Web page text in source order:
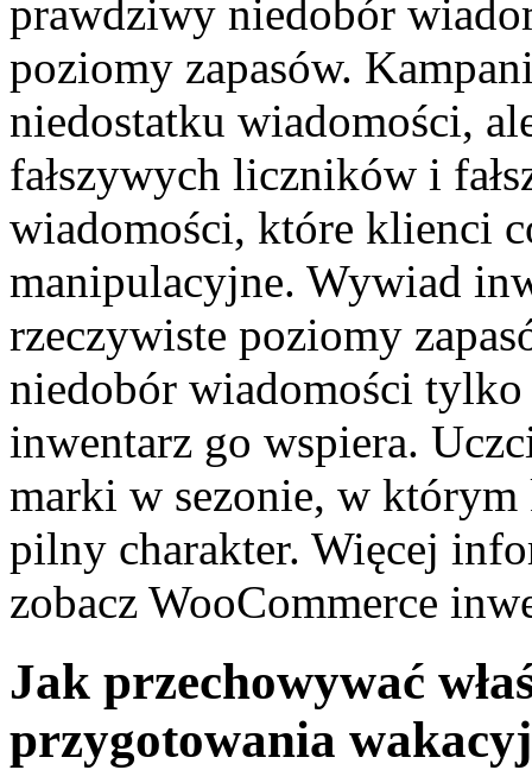
prawdziwy niedobór
poziomy zapasów.
niedostatku wiadomości,
fałszywych liczników i
wiadomości, które klienci
manipulacyjne. Wywiad
rzeczywiste poziomy
niedobór wiadomości
inwentarz go wspiera.
marki w sezonie, w którym
pilny charakter. Więcej
zobacz WooCommerce
Jak przechowywać
przygotowania